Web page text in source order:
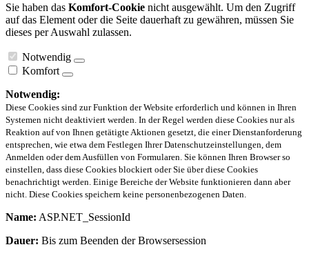
Sie haben das Komfort-Cookie nicht ausgewählt. Um den Zugriff
auf das Element oder die Seite dauerhaft zu gewähren, müssen Sie
dieses per Auswahl zulassen.
Notwendig
Komfort
Notwendig:
Diese Cookies sind zur Funktion der Website erforderlich und können in Ihren
Systemen nicht deaktiviert werden. In der Regel werden diese Cookies nur als
Reaktion auf von Ihnen getätigte Aktionen gesetzt, die einer Dienstanforderung
entsprechen, wie etwa dem Festlegen Ihrer Datenschutzeinstellungen, dem
Anmelden oder dem Ausfüllen von Formularen. Sie können Ihren Browser so
einstellen, dass diese Cookies blockiert oder Sie über diese Cookies
benachrichtigt werden. Einige Bereiche der Website funktionieren dann aber
nicht. Diese Cookies speichern keine personenbezogenen Daten.
Name: ASP.NET_SessionId
Dauer: Bis zum Beenden der Browsersession